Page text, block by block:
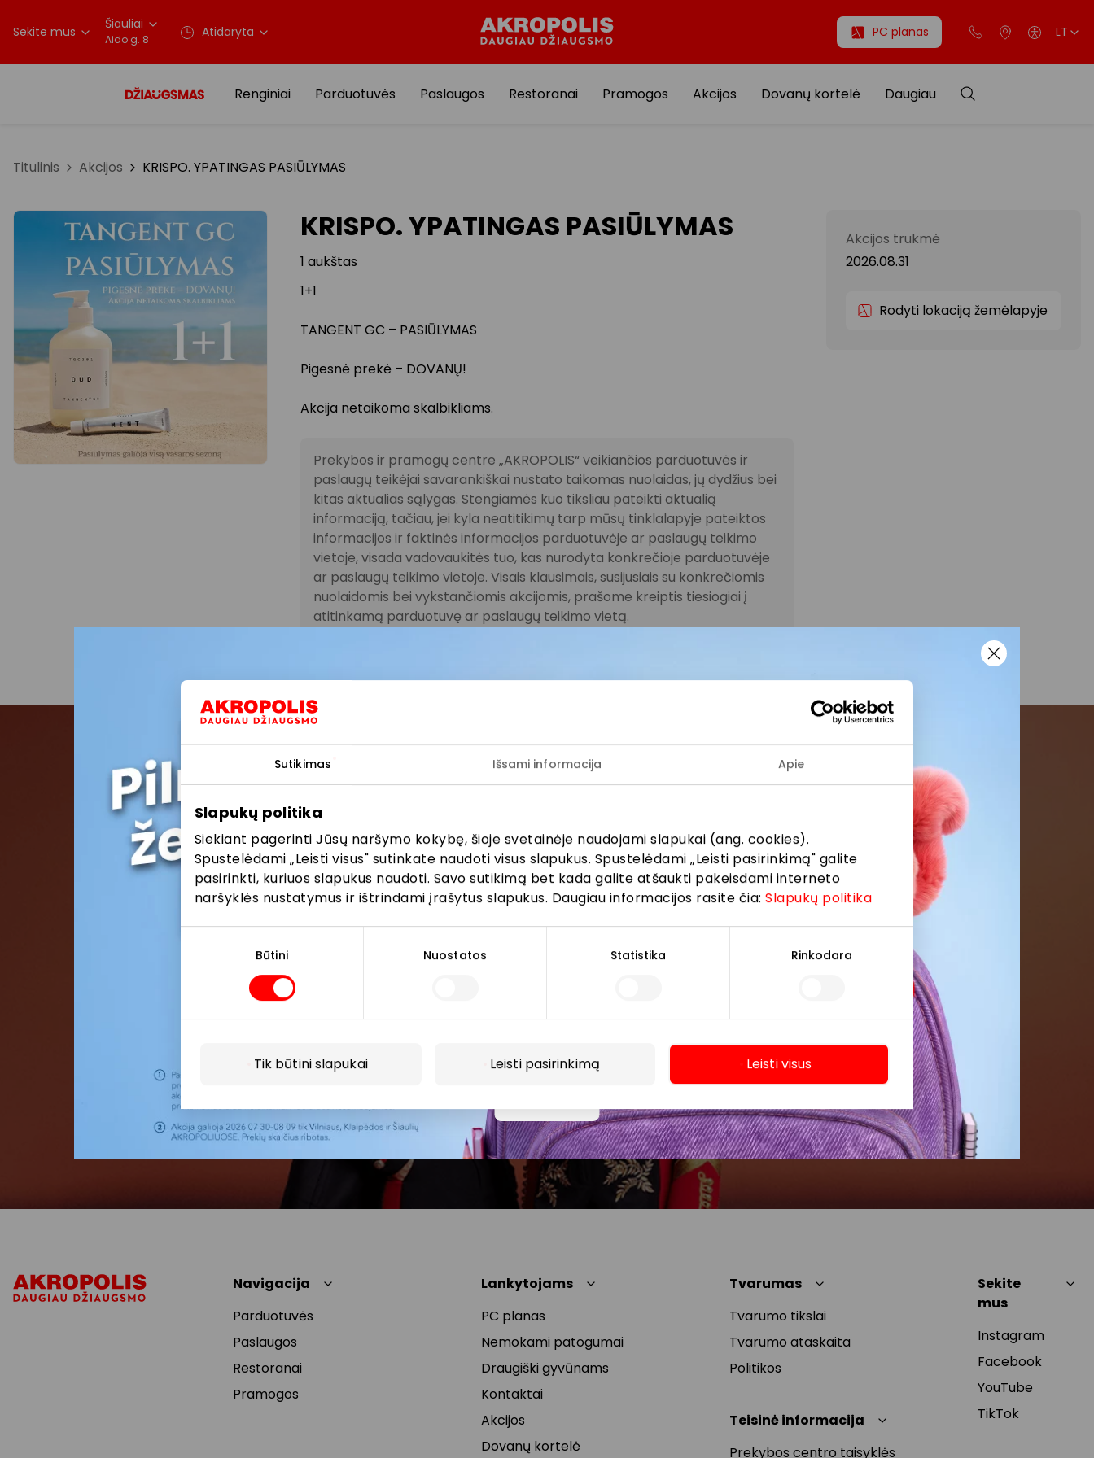
Sutikimas Išsami informacija Apie
Slapukų politika
Siekiant pagerinti Jūsų naršymo kokybę, šioje svetainėje naudojami slapukai (ang. cookies).
Spustelėdami „Leisti visus" sutinkate naudoti visus slapukus. Spustelėdami „Leisti pasirinkimą" galite
pasirinkti, kuriuos slapukus naudoti. Savo sutikimą bet kada galite atšaukti pakeisdami interneto
naršyklės nustatymus ir ištrindami įrašytus slapukus. Daugiau informacijos rasite čia:Slapukų politika
Būtini Nuostatos Statistika Rinkodara
Tik būtini slapukai Leisti pasirinkimą Leisti visus
Sekite mus Šiauliai
Aido g. 8 Atidaryta PC planas LT
Renginiai Parduotuvės Paslaugos Restoranai Pramogos Akcijos Dovanų kortelė Daugiau
Titulinis Akcijos KRISPO. YPATINGAS PASIŪLYMAS
KRISPO. YPATINGAS PASIŪLYMAS
1 aukštas
1+1
TANGENT GC – PASIŪLYMAS
Pigesnė prekė – DOVANŲ!
Akcija netaikoma skalbikliams.
Prekybos ir pramogų centre „AKROPOLIS“ veikiančios parduotuvės ir
paslaugų teikėjai savarankiškai nustato taikomas nuolaidas, jų dydžius bei
kitas aktualias sąlygas. Stengiamės kuo tiksliau pateikti aktualią
informaciją, tačiau, jei kyla neatitikimų tarp mūsų tinklalapyje pateiktos
informacijos ir faktinės informacijos parduotuvėje ar paslaugų teikimo
vietoje, visada vadovaukitės tuo, kas nurodyta konkrečioje parduotuvėje
ar paslaugų teikimo vietoje. Visais klausimais, susijusiais su konkrečiomis
nuolaidomis bei vykstančiomis akcijomis, prašome kreiptis tiesiogiai į
atitinkamą parduotuvę ar paslaugų teikimo vietą.
Akcijos trukmė
2026.08.31
Rodyti lokaciją žemėlapyje
Prisijunkite prie mūsų bendruomenės
AKROPOLIS prekybos centro.
Spustelėdamas „Prenumeruoti“ sutinki gauti PPC
UAB Tavo el. pašto duomenis tvarkys naujienlaiškių
siuntimo tikslu. Sutikimą galėsi bet kuriuo metu
naujienlaiškyje arba kreipiantis
privatumas@akropolis.lt.
Navigacija
Parduotuvės
Paslaugos
Restoranai
Pramogos
Lankytojams
PC planas
Nemokami patogumai
Draugiški gyvūnams
Kontaktai
Akcijos
Dovanų kortelė
Tvarumas
Tvarumo tikslai
Tvarumo ataskaita
Politikos
Teisinė informacija
Prekybos centro taisyklės
Sekite
mus
Instagram
Facebook
YouTube
TikTok